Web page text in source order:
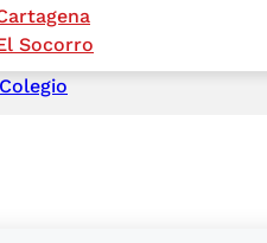
Socorro
Colegio